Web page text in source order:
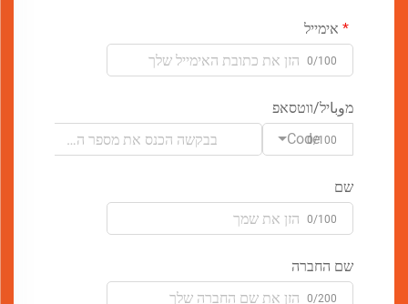
אימייל
0/100
מوباיל/ווטסאפ
Code0/100
שם
0/100
שם החברה
0/200